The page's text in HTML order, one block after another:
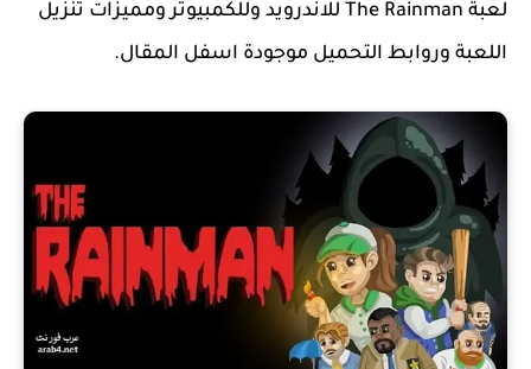
لعبة The Rainman للاندرويد وللكمبيوتر ومميزات تنزيل
اللعبة وروابط التحميل موجودة اسفل المقال.